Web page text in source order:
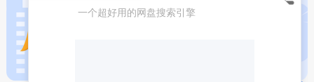
一个超好用的网盘搜索引擎